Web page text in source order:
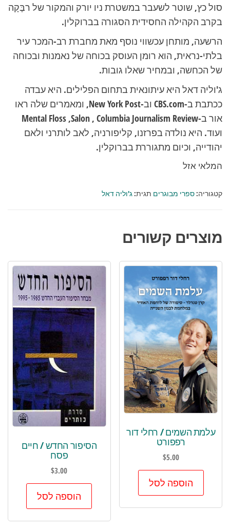
סול כץ, שוטר לשעבר במשטרת ניו יורק והמקור של רבֶּקָה
בקרב הקהילה החסידית הסגורה בברוקלין.
הרשעה, מותחן עכשווי נוסף מאת מחברת רב-המכר עיר
בלתי-נראית, הוא רומן העוסק בכוחה של נאמנות ובכוחה
של הכחשה, ובמחיר שאלו גובות.
ג'וליה דאל היא עיתונאית בתחום הפלילים. היא עבדה
ככתבת ב-CBS.com וב-New York Post, ומאמרים שלה ראו
אור ב-Mental Floss ,Salon , Columbia Journalism Review
ועוד. היא נולדה בפרזנו, קליפורניה, לאב לותרני ולאם
יהודייה, וכיום מתגוררת בברוקלין.
המלאי אזל
קטגוריה:ספרי מבוגרים תגית:ג'וליה דאל
מוצרים קשורים
עלמת השמים / רחלי דור
רפפורט
$5.00
הוספה לסל
הסיפור החדש / חיים
פסח
$3.00
הוספה לסל